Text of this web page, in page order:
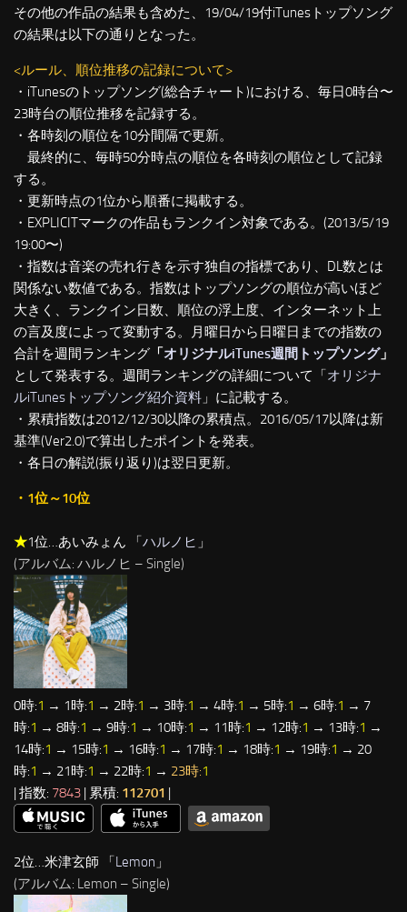
その他の作品の結果も含めた、19/04/19付iTunesトップソング
の結果は以下の通りとなった。
<ルール、順位推移の記録について>
・iTunesのトップソング(総合チャート)における、毎日0時台〜
23時台の順位推移を記録する。
・各時刻の順位を10分間隔で更新。
最終的に、毎時50分時点の順位を各時刻の順位として記録
する。
・更新時点の1位から順番に掲載する。
・EXPLICITマークの作品もランクイン対象である。(2013/5/19
19:00〜)
・指数は音楽の売れ行きを示す独自の指標であり、DL数とは
関係ない数値である。指数はトップソングの順位が高いほど
大きく、ランクイン日数、順位の浮上度、インターネット上
の言及度によって変動する。月曜日から日曜日までの指数の
合計を週間ランキング 「オリジナルiTunes週間トップソング」
として発表する。週間ランキングの詳細について「オリジナ
ルiTunesトップソング紹介資料 」に記載する。
・累積指数は2012/12/30以降の累積点。2016/05/17以降は新
基準(Ver2.0)で算出したポイントを発表。
・各日の解説(振り返り)は翌日更新。
・1位～10位
★1位…あいみょん 「ハルノヒ 」
(アルバム: ハルノヒ – Single)
0時:1 → 1時:1 → 2時:1 → 3時:1 → 4時:1 → 5時:1 → 6時:1 → 7
時:1 → 8時:1 → 9時:1 → 10時:1 → 11時:1 → 12時:1 → 13時:1 →
14時:1 → 15時:1 → 16時:1 → 17時:1 → 18時:1 → 19時:1 → 20
時:1 → 21時:1 → 22時:1 → 23時:1
| 指数: 7843 | 累積: 112701 |
2位…米津玄師 「Lemon 」
(アルバム: Lemon – Single)